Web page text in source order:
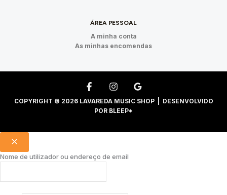
ÁREA PESSOAL
A minha conta
As minhas encomendas
COPYRIGHT © 2026 LAVAREDA MUSIC SHOP | DESENVOLVIDO
POR BLEEP*
Nome de utilizador ou endereço de email